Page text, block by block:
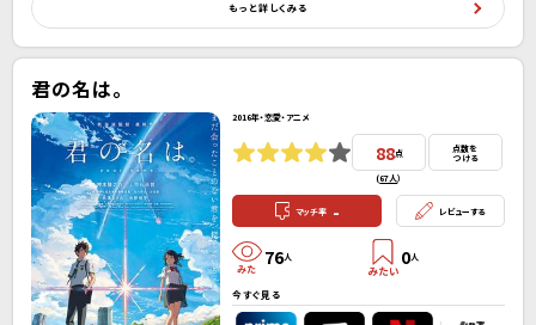
もっと詳しくみる
君の名は。
2016年・恋愛・アニメ
88点
(67人）
点数を
つける
マッチ率 - レビューする
76人 0人
今すぐ見る